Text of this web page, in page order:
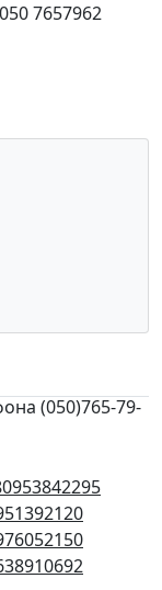
7657962
(050)765-79-